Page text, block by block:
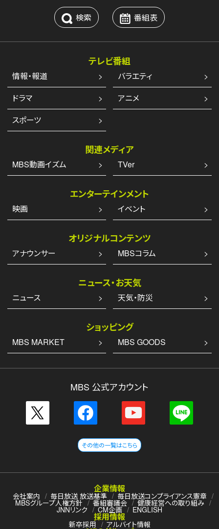
検索 番組表
テレビ番組
情報・報道
バラエティ
ドラマ
アニメ
スポーツ
関連メディア
MBS動画イズム TVer
エンターテインメント
映画 イベント
オリジナルコンテンツ
アナウンサー MBSコラム
ニュース・お天気
ニュース 天気・防災
ショッピング
MBS MARKET MBS GOODS
MBS 公式アカウント
その他の一覧はこちら
企業情報
会社案内 毎日放送 放送基準 毎日放送コンプライアンス憲章
MBSグループ人権方針 番組審議会 健康経営への取り組み
JNNリンク CM企画 ENGLISH
採用情報
新卒採用 アルバイト情報